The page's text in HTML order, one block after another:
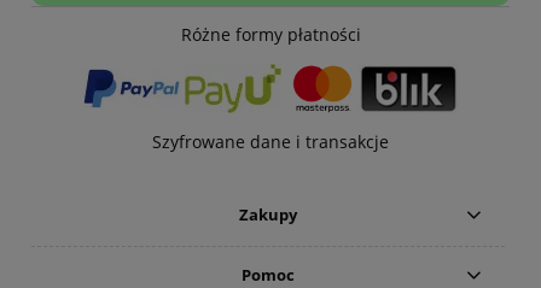
Różne formy płatności
Szyfrowane dane i transakcje
Zakupy
Pomoc